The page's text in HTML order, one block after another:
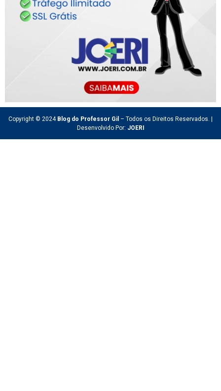
Copyright © 2024 Blog do Professor Gil – Todos os Direitos Reservados. |
Desenvolvido Por: JOERI